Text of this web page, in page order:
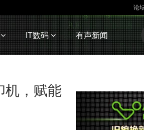
论
IT数码 有声新闻
机，赋能